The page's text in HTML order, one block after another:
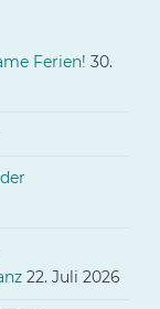
Ferien! 30.
22. Juli 2026